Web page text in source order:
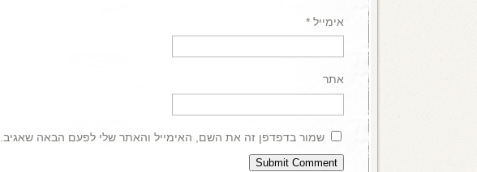
אימייל *
אתר
שמור בדפדפן זה את השם, האימייל והאתר שלי לפעם הבאה שאגיב.